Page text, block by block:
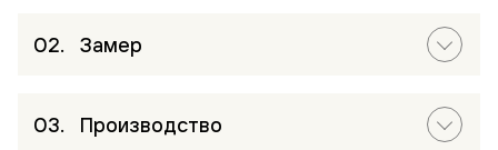
Замер
Производство